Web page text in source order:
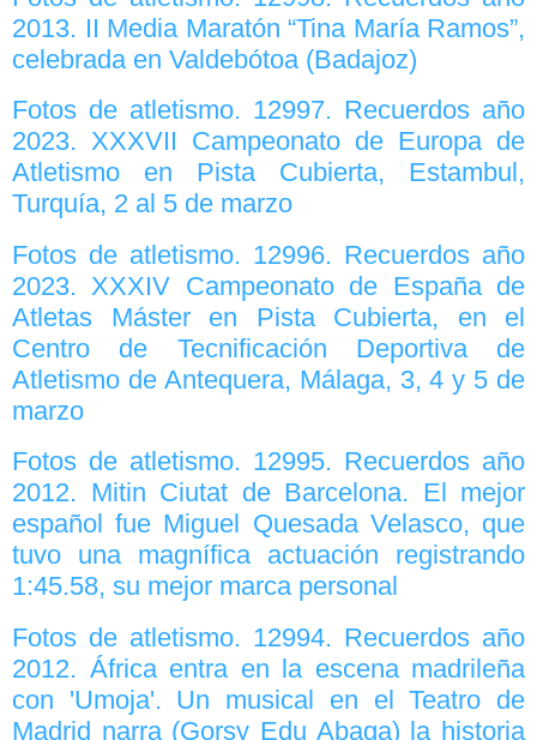
2013. II Media Maratón “Tina María Ramos”,
celebrada en Valdebótoa (Badajoz)
Fotos de atletismo. 12997. Recuerdos año
2023. XXXVII Campeonato de Europa de
Atletismo en Pista Cubierta, Estambul,
Turquía, 2 al 5 de marzo
Fotos de atletismo. 12996. Recuerdos año
2023. XXXIV Campeonato de España de
Atletas Máster en Pista Cubierta, en el
Centro de Tecnificación Deportiva de
Atletismo de Antequera, Málaga, 3, 4 y 5 de
marzo
Fotos de atletismo. 12995. Recuerdos año
2012. Mitin Ciutat de Barcelona. El mejor
español fue Miguel Quesada Velasco, que
tuvo una magnífica actuación registrando
1:45.58, su mejor marca personal
Fotos de atletismo. 12994. Recuerdos año
2012. África entra en la escena madrileña
con 'Umoja'. Un musical en el Teatro de
Madrid narra (Gorsy Edu Abaga) la historia